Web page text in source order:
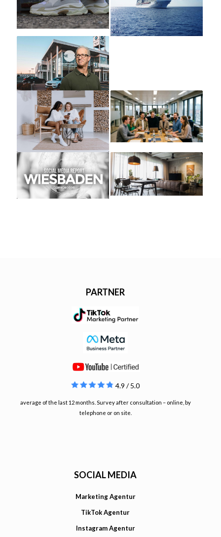
PARTNER
4.9 / 5.0
average of the last 12 months. Survey after consultation – online, by
telephone or on site.
SOCIAL MEDIA
Marketing Agentur
TikTok Agentur
Instagram Agentur